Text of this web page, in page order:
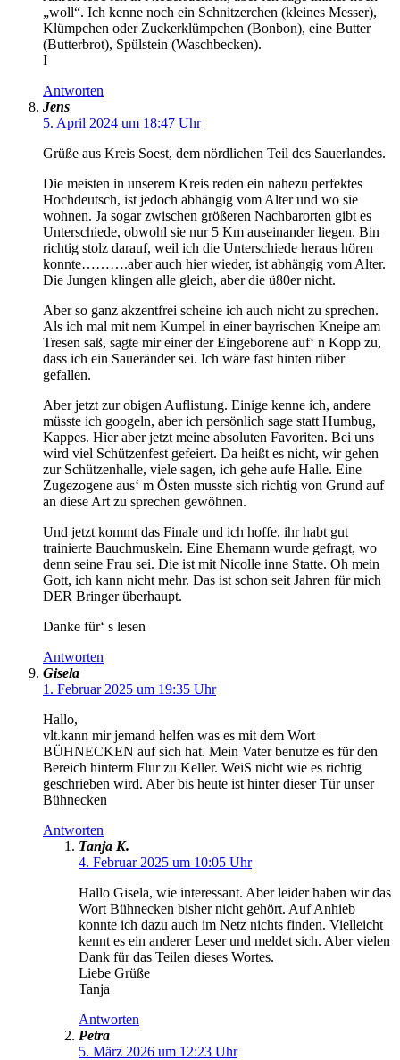
„woll“. Ich kenne noch ein Schnitzerchen (kleines Messer),
Klümpchen oder Zuckerklümpchen (Bonbon), eine Butter
(Butterbrot), Spülstein (Waschbecken).
I
Antworten
Jens
5. April 2024 um 18:47 Uhr
Grüße aus Kreis Soest, dem nördlichen Teil des Sauerlandes.
Die meisten in unserem Kreis reden ein nahezu perfektes
Hochdeutsch, ist jedoch abhängig vom Alter und wo sie
wohnen. Ja sogar zwischen größeren Nachbarorten gibt es
Unterschiede, obwohl sie nur 5 Km auseinander liegen. Bin
richtig stolz darauf, weil ich die Unterschiede heraus hören
konnte……….aber auch hier wieder, ist abhängig vom Alter.
Die Jungen klingen alle gleich, aber die ü80er nicht.
Aber so ganz akzentfrei scheine ich auch nicht zu sprechen.
Als ich mal mit nem Kumpel in einer bayrischen Kneipe am
Tresen saß, sagte mir einer der Eingeborene auf‘ n Kopp zu,
dass ich ein Saueränder sei. Ich wäre fast hinten rüber
gefallen.
Aber jetzt zur obigen Auflistung. Einige kenne ich, andere
müsste ich googeln, aber ich persönlich sage statt Humbug,
Kappes. Hier aber jetzt meine absoluten Favoriten. Bei uns
wird viel Schützenfest gefeiert. Da heißt es nicht, wir gehen
zur Schützenhalle, viele sagen, ich gehe aufe Halle. Eine
Zugezogene aus‘ m Östen musste sich richtig von Grund auf
an diese Art zu sprechen gewöhnen.
Und jetzt kommt das Finale und ich hoffe, ihr habt gut
trainierte Bauchmuskeln. Eine Ehemann wurde gefragt, wo
denn seine Frau sei. Die ist mit Nicolle inne Statte. Oh mein
Gott, ich kann nicht mehr. Das ist schon seit Jahren für mich
DER Bringer überhaupt.
Danke für‘ s lesen
Antworten
Gisela
1. Februar 2025 um 19:35 Uhr
Hallo,
vlt.kann mir jemand helfen was es mit dem Wort
BÜHNECKEN auf sich hat. Mein Vater benutze es für den
Bereich hinterm Flur zu Keller. WeiS nicht wie es richtig
geschrieben wird. Aber bis heute ist hinter dieser Tür unser
Bühnecken
Antworten
Tanja K.
4. Februar 2025 um 10:05 Uhr
Hallo Gisela, wie interessant. Aber leider haben wir das
Wort Bühnecken bisher nicht gehört. Auf Anhieb
konnte ich dazu auch im Netz nichts finden. Vielleicht
kennt es ein anderer Leser und meldet sich. Aber vielen
Dank für das Teilen dieses Wortes.
Liebe Grüße
Tanja
Antworten
Petra
5. März 2026 um 12:23 Uhr